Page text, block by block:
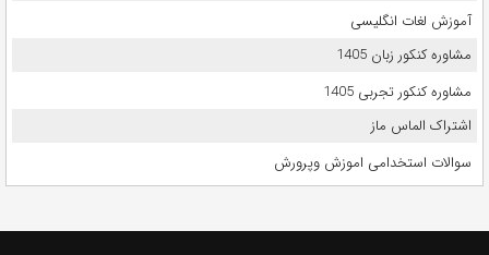
آموزش لغات انگلیسی
مشاوره کنکور زبان 1405
مشاوره کنکور تجربی 1405
اشتراک الماس ماز
سوالات استخدامی اموزش وپرورش